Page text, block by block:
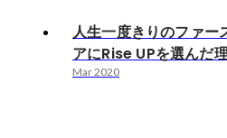
人生一度きりのファー
アにRise UPを選んだ
Mar 2020